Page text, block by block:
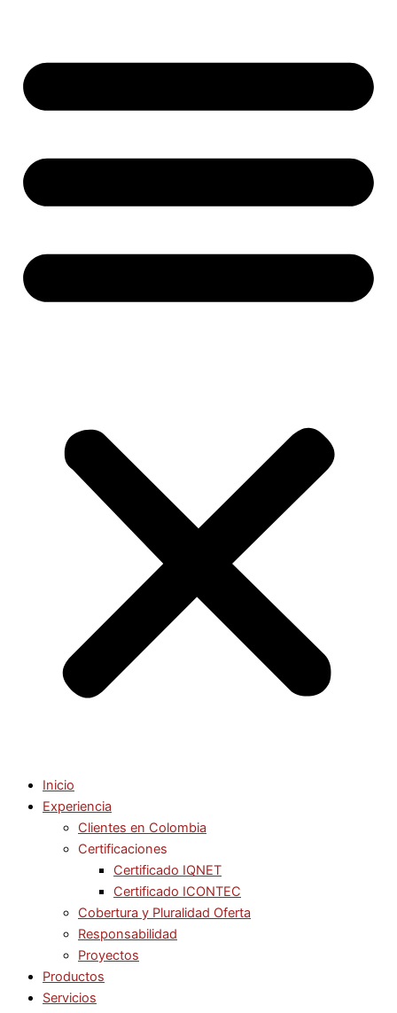
Inicio
Experiencia
Clientes en Colombia
Certificaciones
Certificado IQNET
Certificado ICONTEC
Cobertura y Pluralidad Oferta
Responsabilidad
Proyectos
Productos
Servicios